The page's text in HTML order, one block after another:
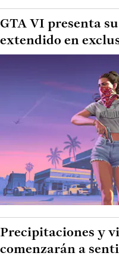
GTA VI presenta
extendido en
Precipitaciones y
comenzarán a